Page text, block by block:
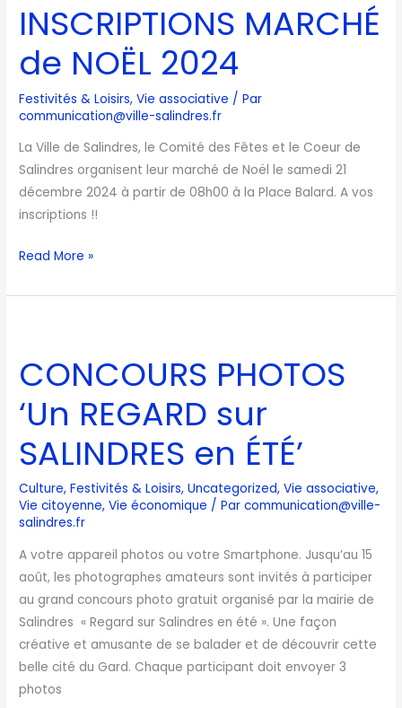
INSCRIPTIONS MARCHÉ
de NOËL 2024
Festivités & Loisirs,Vie associative / Par
communication@ville-salindres.fr
La Ville de Salindres, le Comité des Fêtes et le Coeur de
Salindres organisent leur marché de Noël le samedi 21
décembre 2024 à partir de 08h00 à la Place Balard. A vos
inscriptions !!
de
2024
Read More »
CONCOURS PHOTOS
‘Un REGARD sur
SALINDRES en ÉTÉ’
Culture,Festivités & Loisirs,Uncategorized,Vie associative,
Vie citoyenne,Vie économique / Parcommunication@ville-
salindres.fr
A votre appareil photos ou votre Smartphone. Jusqu’au 15
août, les photographes amateurs sont invités à participer
au grand concours photo gratuit organisé par la mairie de
Salindres « Regard sur Salindres en été ». Une façon
créative et amusante de se balader et de découvrir cette
belle cité du Gard. Chaque participant doit envoyer 3
photos
‘Un
sur
en
ÉTÉ’